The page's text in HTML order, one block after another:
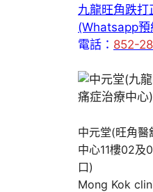
九龍旺角跌
(Whatsapp預
電話： 852-
中元堂(旺角醫
中心11樓02及
口)
Mong Kok